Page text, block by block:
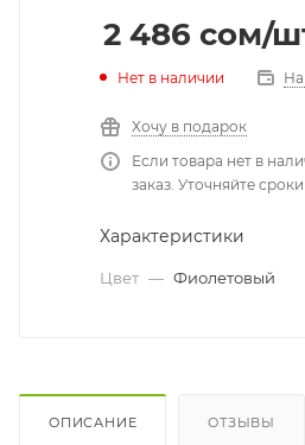
2 486 cом/
Нет в наличии
Хочу в подарок
Если товара нет в
заказ. Уточняйте
Характеристики
Цвет — Фиолетовый
ОПИСАНИЕ ОТЗЫВЫ